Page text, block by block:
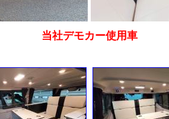
当社デモカー使用車